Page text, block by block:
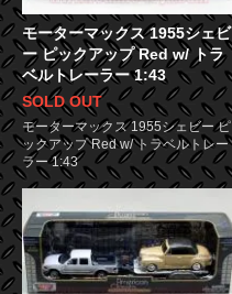
モーターマックス 1955シェビ
ー ピックアップ Red w/ トラ
ベルトレーラー 1:43
SOLD OUT
モーターマックス 1955シェビー ピ
ックアップ Red w/ トラベルトレー
ラー 1:43